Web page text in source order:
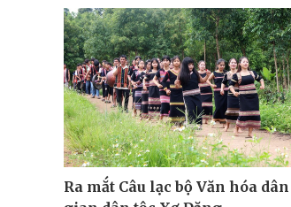
Ra mắt Câu lạc bộ Văn hóa dân